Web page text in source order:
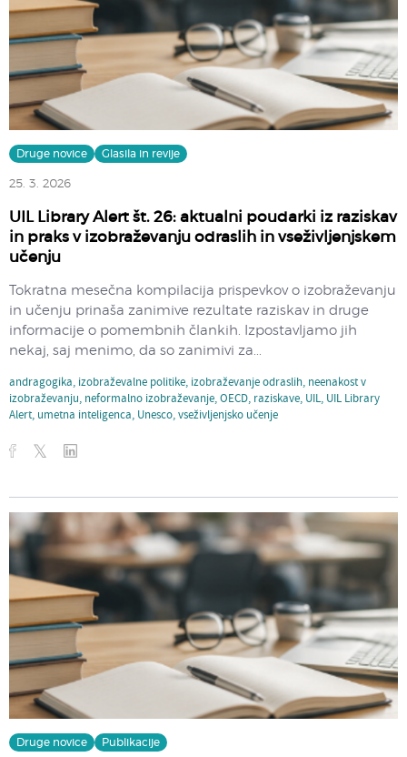
Druge novice Glasila in revije
25. 3. 2026
UIL Library Alert št. 26: aktualni poudarki iz raziskav
in praks v izobraževanju odraslih in vseživljenjskem
učenju
Tokratna mesečna kompilacija prispevkov o izobraževanju
in učenju prinaša zanimive rezultate raziskav in druge
informacije o pomembnih člankih. Izpostavljamo jih
nekaj, saj menimo, da so zanimivi za...
andragogika, izobraževalne politike, izobraževanje odraslih, neenakost v
izobraževanju, neformalno izobraževanje,OECD, raziskave, UIL, UIL Library
Alert, umetna inteligenca, Unesco,vseživljenjsko učenje
Druge novice Publikacije